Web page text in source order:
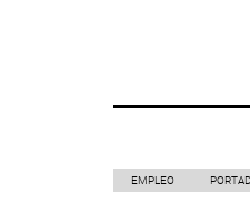
EMPLEO